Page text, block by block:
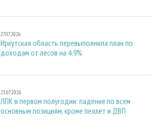
27.07.2026
Иркутская область перевыполнила план по
доходам от лесов на 4,9%
23.07.2026
ЛПК в первом полугодии: падение по всем
основным позициям, кроме пеллет и ДВП